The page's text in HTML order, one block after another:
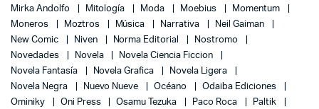
Mirka Andolfo
Mitología Moda Moebius
Momentum
Moneros
Moztros Música Narrativa
Neil Gaiman
New Comic
Niven Norma Editorial
Nostromo
Novedades
Novela
Novela Ciencia Ficcion
Novela Fantasía
Novela Grafica
Novela Ligera
Novela Negra
Nuevo Nueve Océano
Odaiba Ediciones
Ominiky
Oni Press Osamu Tezuka Paco Roca
Paltik